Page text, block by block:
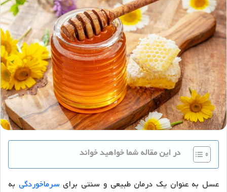
در این مقاله شما خواهید خواند
عسل به عنوان یک درمان طبیعی و سنتی برای سرماخوردگی به